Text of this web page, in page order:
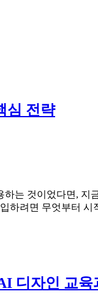
심 전략
는 것이었다면,
려면 무엇부터
디자인 교육